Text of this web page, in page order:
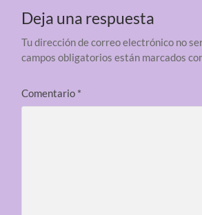
Deja una respuesta
Tu dirección de correo electrónico no
campos obligatorios están marcados
Comentario *